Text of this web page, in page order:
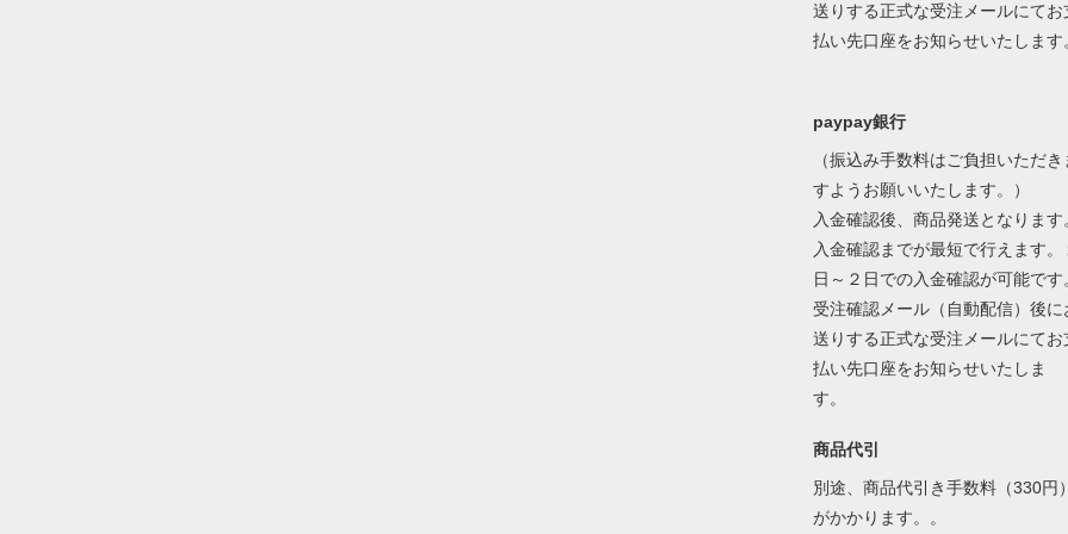
送りする正式な受注メールにてお
払い先口座をお知らせいたします
paypay銀行
（振込み手数料はご負担いただき
すようお願いいたします。）
入金確認後、商品発送となります
入金確認までが最短で行えます。
日～２日での入金確認が可能です
受注確認メール（自動配信）後に
送りする正式な受注メールにてお
払い先口座をお知らせいたしま
す。
商品代引
別途、商品代引き手数料（330円）
がかかります。。